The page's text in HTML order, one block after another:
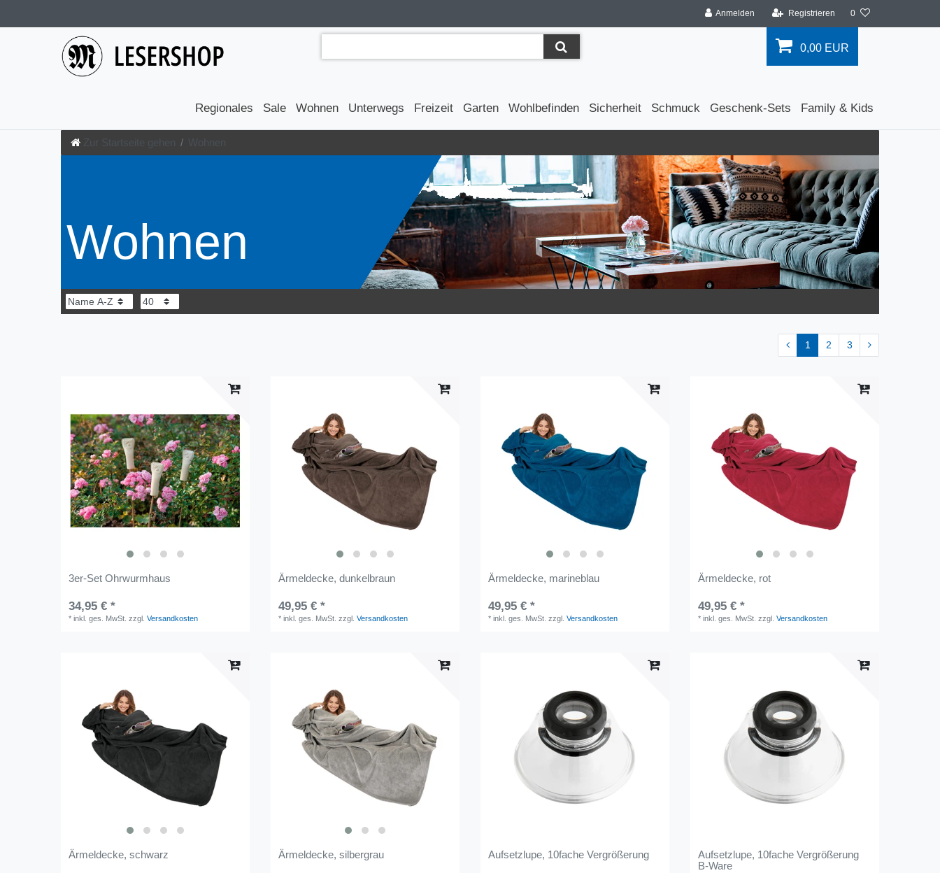
Anmelden Registrieren 0
0,00 EUR
Regionales Sale Wohnen Unterwegs Freizeit Garten Wohlbefinden Sicherheit Schmuck Geschenk-Sets Family & Kids
Zur Startseite gehen Wohnen
Wohnen
1 2 3
3er-Set Ohrwurmhaus
34,95 € *
*inkl. ges. MwSt. zzgl.Versandkosten
Ärmeldecke, dunkelbraun
49,95 € *
*inkl. ges. MwSt. zzgl.Versandkosten
Ärmeldecke, marineblau
49,95 € *
*inkl. ges. MwSt. zzgl.Versandkosten
Ärmeldecke, rot
49,95 € *
*inkl. ges. MwSt. zzgl.Versandkosten
Ärmeldecke, schwarz Ärmeldecke, silbergrau Aufsetzlupe, 10fache Vergrößerung
Aufsetzlupe, 10fache Vergrößerung
B-Ware